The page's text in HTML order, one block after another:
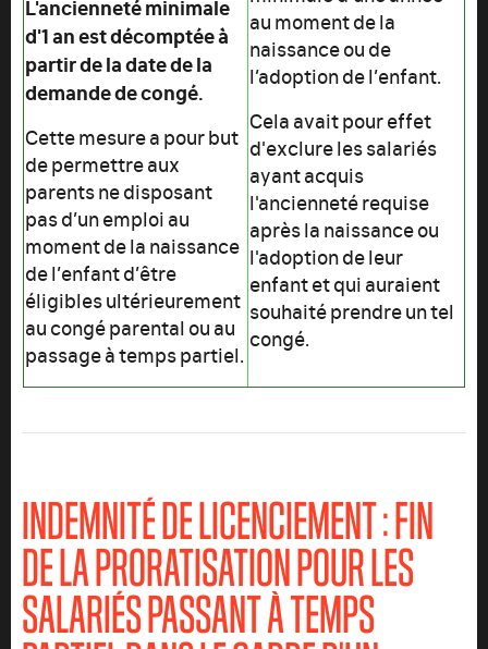
L'ancienneté minimale
d'1 an est décomptée à
partir de la date de la
demande de congé.
Cette mesure a pour but
de permettre aux
parents ne disposant
pas d’un emploi au
moment de la naissance
de l’enfant d’être
éligibles ultérieurement
au congé parental ou au
passage à temps partiel.
au moment de la
naissance ou de
l’adoption de l’enfant.
Cela avait pour effet
d'exclure les salariés
ayant acquis
l'ancienneté requise
après la naissance ou
l'adoption de leur
enfant et qui auraient
souhaité prendre un tel
congé.
INDEMNITÉ DE LICENCIEMENT : FIN
DE LA PRORATISATION POUR LES
SALARIÉS PASSANT À TEMPS